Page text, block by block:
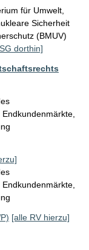
für Umwelt,
Sicherheit
(BMUV)
dorthin]
[alle RV hierzu]